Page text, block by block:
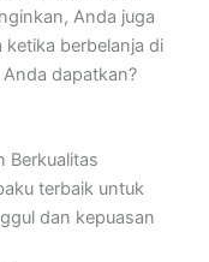
Anda juga
berbelanja di
dapatkan?
Berkualitas
terbaik untuk
dan kepuasan